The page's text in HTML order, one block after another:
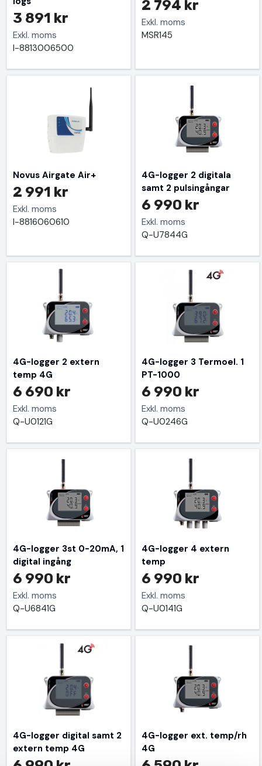
3 891 kr
Exkl. moms
I-8813006500
2 794 kr
Exkl. moms
MSR145
Novus Airgate Air+
2 991 kr
Exkl. moms
I-8816060610
4G-logger 2 digitala
samt 2 pulsingångar
6 990 kr
Exkl. moms
Q-U7844G
4G-logger 2 extern
temp 4G
6 690 kr
Exkl. moms
Q-U0121G
4G-logger 3 Termoel. 1
PT-1000
6 990 kr
Exkl. moms
Q-U0246G
4G-logger 3st 0-20mA, 1
digital ingång
6 990 kr
Exkl. moms
Q-U6841G
4G-logger 4 extern
temp
6 990 kr
Exkl. moms
Q-U0141G
4G-logger digital samt 2
extern temp 4G
4G-logger ext. temp/rh
4G